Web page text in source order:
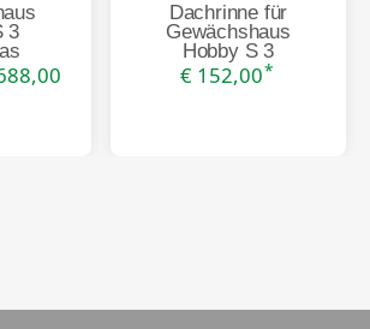
3
Dachrinne für
Gewächshaus
Hobby S 3
€ 152,00*